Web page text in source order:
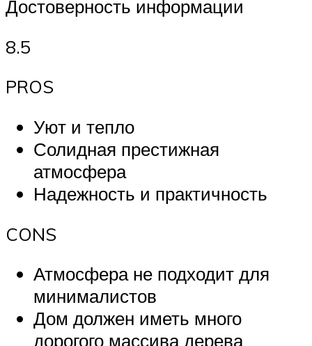
Достоверность информации
8.5
PROS
Уют и тепло
Солидная престижная
атмосфера
Надежность и практичность
CONS
Атмосфера не подходит для
минималистов
Дом должен иметь много
дорогого массива дерева